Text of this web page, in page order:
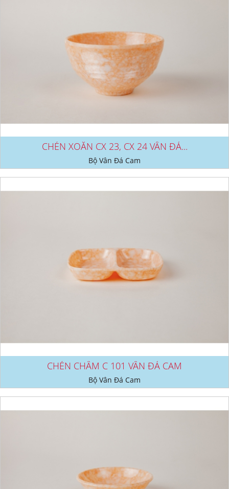
CHÉN XOẮN CX 23, CX 24 VÂN ĐÁ...
Bộ Vân Đá Cam
CHÉN CHẤM C 101 VÂN ĐÁ CAM
Bộ Vân Đá Cam